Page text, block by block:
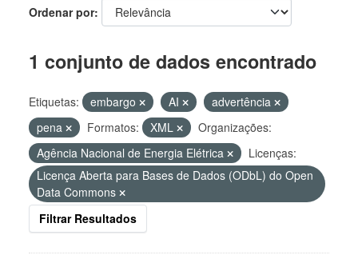
Ordenar por
1 conjunto de dados encontrado
Etiquetas: embargo AI
advertência
pena
Formatos: XML
Organizações:
Agência Nacional de Energia Elétrica
Licenças:
Licença Aberta para Bases de Dados (ODbL) do Open
Data Commons
Filtrar Resultados